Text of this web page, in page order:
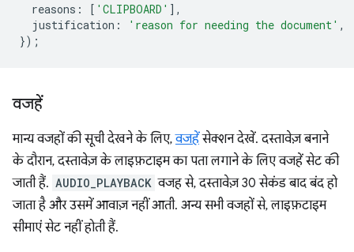
reasons : [ 'CLIPBOARD' ],
justification : 'reason for needing the document' ,
});
वजहें
मान्य वजहों की सूची देखने के लिए,वजहेंसेक्शन देखें. दस्तावेज़ बनाने
के दौरान, दस्तावेज़ के लाइफ़टाइम का पता लगाने के लिए वजहें सेट की
जाती हैं. AUDIO_PLAYBACK वजह से, दस्तावेज़ 30 सेकंड बाद बंद हो
जाता है और उसमें आवाज़ नहीं आती. अन्य सभी वजहों से, लाइफ़टाइम
सीमाएं सेट नहीं होती हैं.